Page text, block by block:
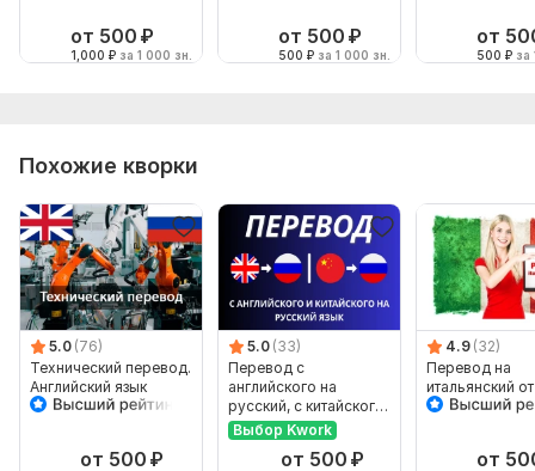
от 500 ₽
1,000 ₽ за 1 000 зн.
от 500 ₽
500 ₽ за 1 000 зн.
от
500 ₽ за
Похожие кворки
5.0 (76)
Технический перевод.
Английский язык
от 500 ₽
5.0 (33)
Перевод с
английского на
русский, с китайского
на русский
Выбор Kwork
от 500 ₽
4.9 (32)
Перевод на
итальянский от
носителя
от